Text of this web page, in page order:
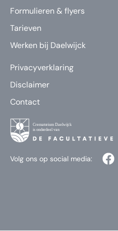
Formulieren & flyers
Tarieven
Werken bij Daelwijck
Privacyverklaring
Disclaimer
Contact
Volg ons op social media: